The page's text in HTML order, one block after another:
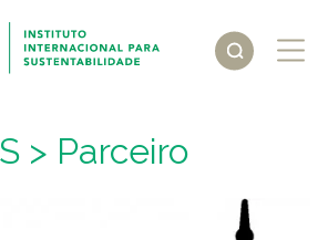
> Parceiro